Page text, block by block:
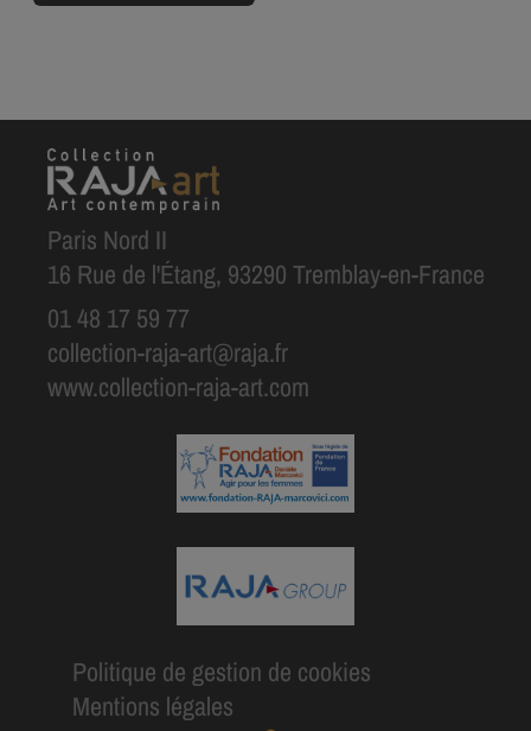
Paris Nord II
16 Rue de l'Étang, 93290 Tremblay-en-France
01 48 17 59 77
collection-raja-art@raja.fr
www.collection-raja-art.com
Politique de gestion de cookies
Mentions légales